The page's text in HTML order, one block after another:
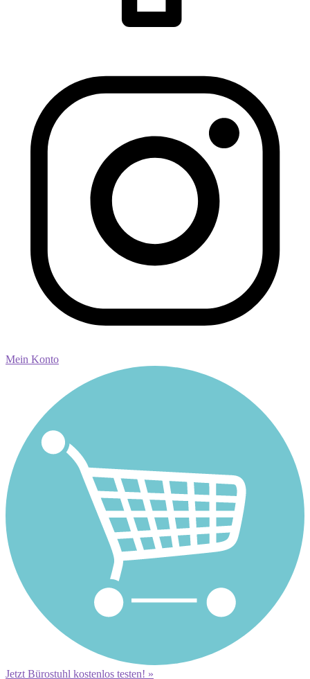
Mein Konto
Jetzt Bürostuhl kostenlos testen! »